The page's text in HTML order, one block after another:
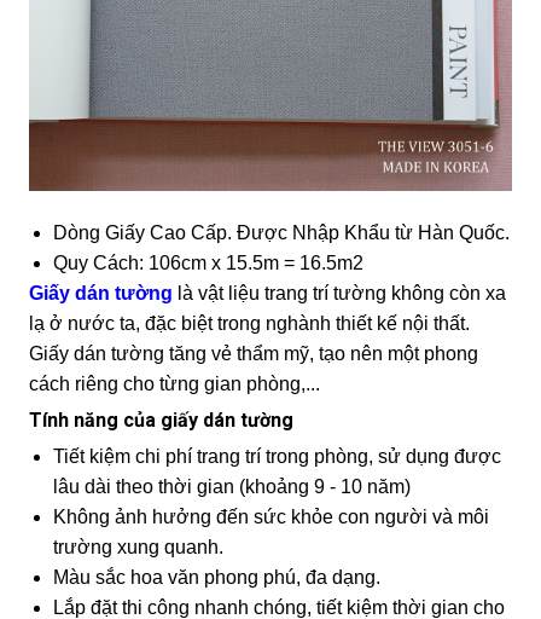
Dòng Giấy Cao Cấp. Được Nhập Khẩu từ Hàn Quốc.
Quy Cách: 106cm x 15.5m = 16.5m2
Giấy dán tường là vật liệu trang trí tường không còn xa
lạ ở nước ta, đặc biệt trong nghành thiết kế nội thất.
Giấy dán tường tăng vẻ thẩm mỹ, tạo nên một phong
cách riêng cho từng gian phòng,...
Tính năng của giấy dán tường
Tiết kiệm chi phí trang trí trong phòng, sử dụng được
lâu dài theo thời gian (khoảng 9 - 10 năm)
Không ảnh hưởng đến sức khỏe con người và môi
trường xung quanh.
Màu sắc hoa văn phong phú, đa dạng.
Lắp đặt thi công nhanh chóng, tiết kiệm thời gian cho